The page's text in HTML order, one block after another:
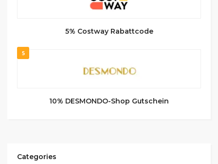
5% Costway Rabattcode
5
10% DESMONDO-Shop Gutschein
Categories